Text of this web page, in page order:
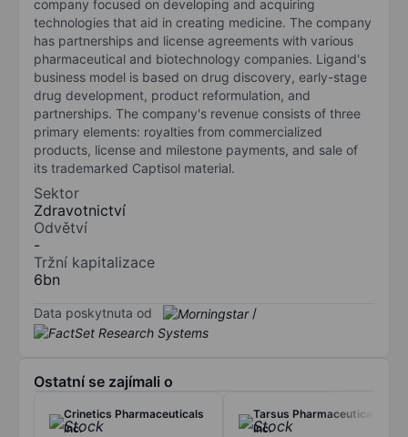
company focused on developing and acquiring
technologies that aid in creating medicine. The company
has partnerships and license agreements with various
pharmaceutical and biotechnology companies. Ligand's
business model is based on drug discovery, early-stage
drug development, product reformulation, and
partnerships. The company's revenue consists of three
primary elements: royalties from commercialized
products, license and milestone payments, and sale of
its trademarked Captisol material.
Sektor
Zdravotnictví
Odvětví
-
Tržní kapitalizace
6bn
Data poskytnuta od /
Ostatní se zajímali o
Crinetics Pharmaceuticals
Inc.
Tarsus Pharmaceuticals
Inc.